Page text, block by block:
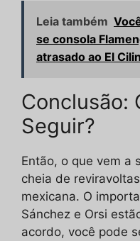
Leia também
se consola
atrasado ao El
Conclusão:
Seguir?
Então, o que vem a
cheia de
mexicana. O
Sánchez e Orsi
acordo, você pode